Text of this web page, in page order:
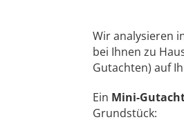
Wir analysieren
bei Ihnen zu
Gutachten) auf
Ein Mini-
Grundstück: